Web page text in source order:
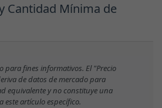
Cantidad Mínima de
para fines informativos. El "Precio
de datos de mercado para
equivalente y no constituye una
este artículo específico.